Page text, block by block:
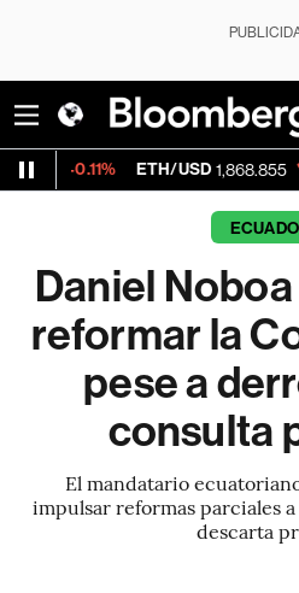
ETH/USD 1,868.855 -0.35%
Daniel
reformar la
pese a
consulta
El mandatario
impulsar reformas parciales
descarta